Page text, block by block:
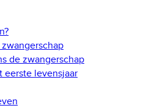
de zwangerschap
eerste levensjaar